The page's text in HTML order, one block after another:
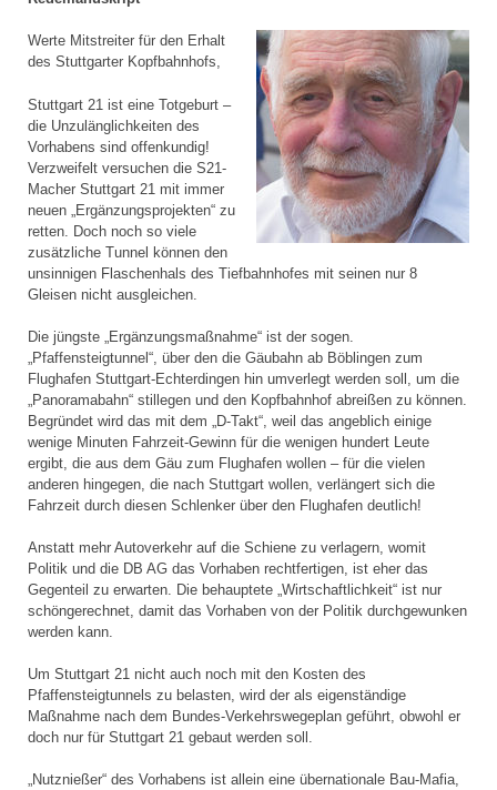
Werte Mitstreiter für den Erhalt
des Stuttgarter Kopfbahnhofs,
Stuttgart 21 ist eine Totgeburt –
die Unzulänglichkeiten des
Vorhabens sind offenkundig!
Verzweifelt versuchen die S21-
Macher Stuttgart 21 mit immer
neuen „Ergänzungsprojekten“ zu
retten. Doch noch so viele
zusätzliche Tunnel können den
unsinnigen Flaschenhals des Tiefbahnhofes mit seinen nur 8
Gleisen nicht ausgleichen.
Die jüngste „Ergänzungsmaßnahme“ ist der sogen.
„Pfaffensteigtunnel“, über den die Gäubahn ab Böblingen zum
Flughafen Stuttgart-Echterdingen hin umverlegt werden soll, um die
„Panoramabahn“ stillegen und den Kopfbahnhof abreißen zu können.
Begründet wird das mit dem „D-Takt“, weil das angeblich einige
wenige Minuten Fahrzeit-Gewinn für die wenigen hundert Leute
ergibt, die aus dem Gäu zum Flughafen wollen – für die vielen
anderen hingegen, die nach Stuttgart wollen, verlängert sich die
Fahrzeit durch diesen Schlenker über den Flughafen deutlich!
Anstatt mehr Autoverkehr auf die Schiene zu verlagern, womit
Politik und die DB AG das Vorhaben rechtfertigen, ist eher das
Gegenteil zu erwarten. Die behauptete „Wirtschaftlichkeit“ ist nur
schöngerechnet, damit das Vorhaben von der Politik durchgewunken
werden kann.
Um Stuttgart 21 nicht auch noch mit den Kosten des
Pfaffensteigtunnels zu belasten, wird der als eigenständige
Maßnahme nach dem Bundes-Verkehrswegeplan geführt, obwohl er
doch nur für Stuttgart 21 gebaut werden soll.
„Nutznießer“ des Vorhabens ist allein eine übernationale Bau-Mafia,